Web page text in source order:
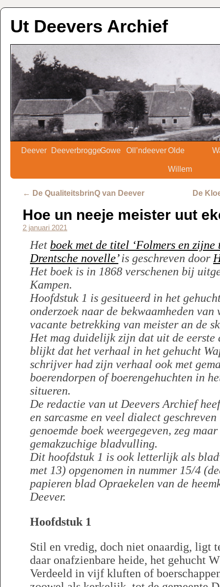
Ut Deevers Archief
Deever DeeverbroggeGowe Oll’ndeeverOlde
Willem
← De QualiteitsbrinQ van Deever De
Hoe un neeje meister uut
2 januari 2021
Het boek met de titel ‘Folmers en
Drentsche novelle’is geschreven door
Het boek is in 1868 verschenen bij
Kampen.
Hoofdstuk 1 is gesitueerd in het
onderzoek naar de bekwaamheden
vacante betrekking van meister an de
Het mag duidelijk zijn dat uit de eerste
blijkt dat het verhaal in het gehucht
schrijver had zijn verhaal ook met
boerendorpen of boerengehuchten in
situeren.
De redactie van ut Deevers Archief
en sarcasme en veel dialect
genoemde boek weergegeven, zeg
gemakzuchige bladvulling.
Dit hoofdstuk 1 is ook letterlijk als
met 13) opgenomen in nummer 15/4
papieren blad Opraekelen van de
Deever.
Hoofdstuk 1
Stil en vredig, doch niet onaardig, ligt
daar onafzienbare heide, het gehucht
Verdeeld in vijf kluften of